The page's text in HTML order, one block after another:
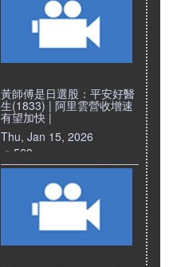
黃師傅是日選股：平安好醫
生(1833) | 阿里雲營收增速
有望加快 |
Thu, Jan 15, 2026
563